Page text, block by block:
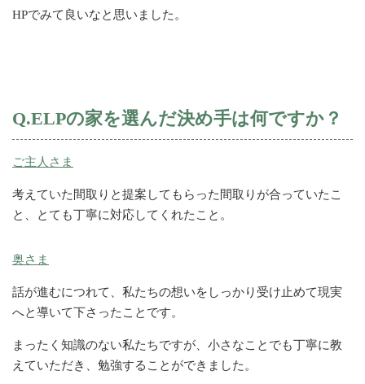
HPでみて良いなと思いました。
Q.ELPの家を選んだ決め手は何ですか？
ご主人さま
考えていた間取りと提案してもらった間取りが合っていたこ
と、とても丁寧に対応してくれたこと。
奥さま
話が進むにつれて、私たちの想いをしっかり受け止めて現実
へと導いて下さったことです。
まったく知識のない私たちですが、小さなことでも丁寧に教
えていただき、勉強することができました。